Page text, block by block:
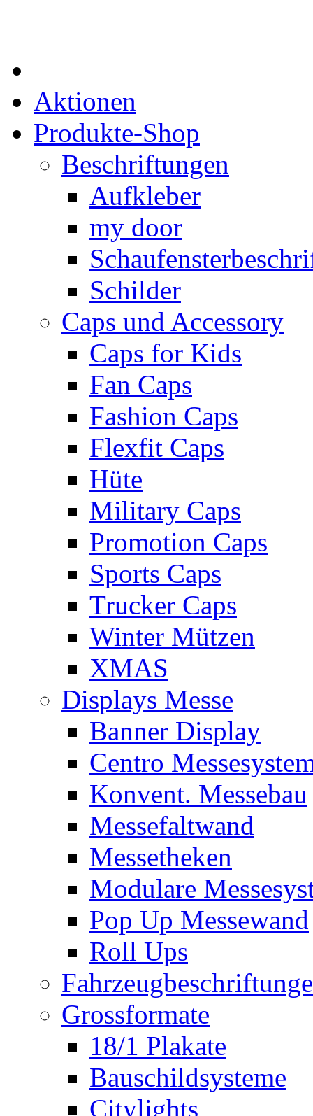
Aktionen
Produkte-Shop
Beschriftungen
Aufkleber
my door
Schilder
Caps und Accessory
Caps for Kids
Fan Caps
Fashion Caps
Flexfit Caps
Hüte
Military Caps
Promotion Caps
Sports Caps
Trucker Caps
Winter Mützen
XMAS
Displays Messe
Banner Display
Centro
Konvent. Messebau
Messefaltwand
Messetheken
Modulare
Pop Up Messewand
Roll Ups
Grossformate
18/1 Plakate
Bauschildsysteme
Citylights